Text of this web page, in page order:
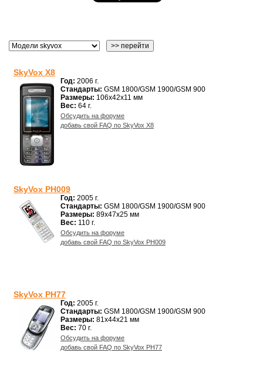
SkyVox X8
Год: 2006 г.
Стандарты: GSM 1800/GSM 1900/GSM 900
Размеры: 106x42x11 мм
Вес: 64 г.
Обсудить на форуме
добавь свой FAQ по SkyVox X8
SkyVox PH009
Год: 2005 г.
Стандарты: GSM 1800/GSM 1900/GSM 900
Размеры: 89x47x25 мм
Вес: 110 г.
Обсудить на форуме
добавь свой FAQ по SkyVox PH009
SkyVox PH77
Год: 2005 г.
Стандарты: GSM 1800/GSM 1900/GSM 900
Размеры: 81x44x21 мм
Вес: 70 г.
Обсудить на форуме
добавь свой FAQ по SkyVox PH77